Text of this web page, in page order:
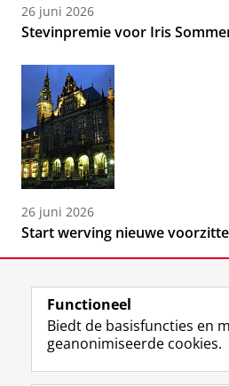
26 juni 2026
Stevinpremie voor Iris
26 juni 2026
Start werving nieuwe
Volg de RUG
F
Functioneel
Biedt de basisfuncties en
geanonimiseerde cookies.